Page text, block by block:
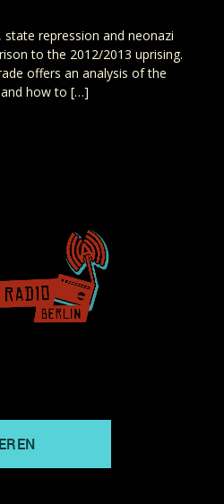
repression and neonazi
to the 2012/2013 uprising.
offers an analysis of the
how to […]